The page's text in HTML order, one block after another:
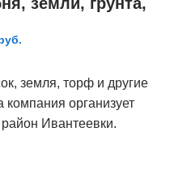
земля, торф и другие
организует
Ивантеевки.